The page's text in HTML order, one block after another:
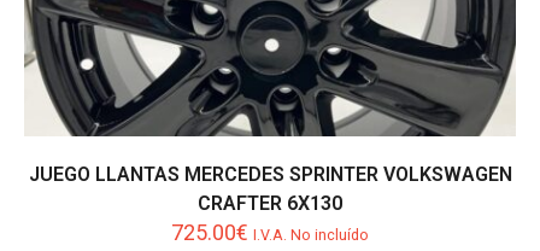
JUEGO LLANTAS MERCEDES SPRINTER VOLKSWAGEN
CRAFTER 6X130
725.00€ I.V.A. No incluído